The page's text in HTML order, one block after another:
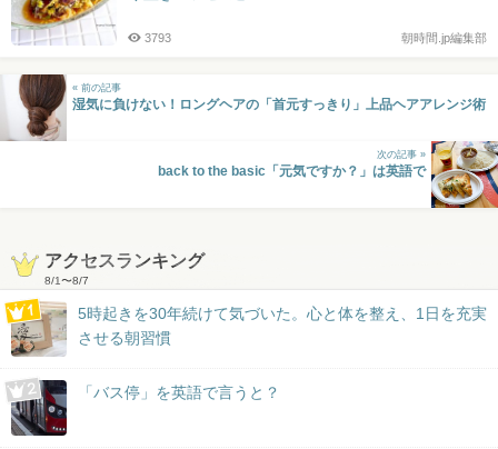
朝時間.jp編集部
3793
« 前の記事
湿気に負けない！ロングヘアの「首元すっきり」上品ヘアアレンジ術
次の記事 »
back to the basic「元気ですか？」は英語で
アクセスランキング
8/1〜8/7
5時起きを30年続けて気づいた。心と体を整え、1日を充実
させる朝習慣
「バス停」を英語で言うと？